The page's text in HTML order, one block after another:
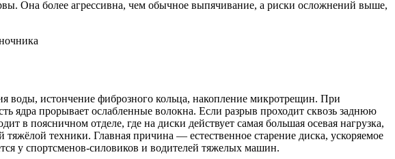
Она более агрессивна, чем обычное выпячивание, а риски осложнений выше,
воды, истончение фиброзного кольца, накопление микротрещин. При
ядра прорывает ослабленные волокна. Если разрыв проходит сквозь заднюю
в поясничном отделе, где на диски действует самая большая осевая нагрузка,
техники. Главная причина — естественное старение диска, ускоряемое
у спортсменов-силовиков и водителей тяжелых машин.